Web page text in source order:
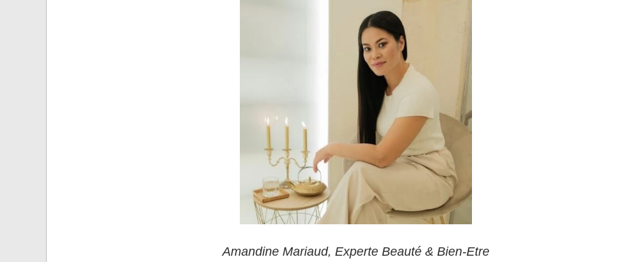
Amandine Mariaud, Experte Beauté & Bien-Etre